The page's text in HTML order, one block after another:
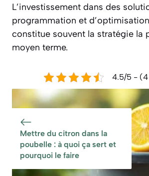
L’investissement dans des
programmation et
constitue souvent la stratégie la
moyen terme.
4.5/5 - (4
Mettre du citron dans la
poubelle : à quoi ça sert et
pourquoi le faire